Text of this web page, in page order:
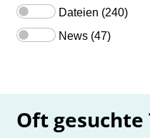
Dateien (240)
News (47)
Oft gesuchte